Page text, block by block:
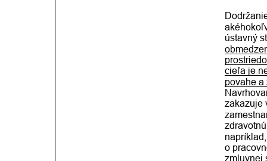
ústavný
cieľa je
povahe a
zakazuje
o
zmluvnej